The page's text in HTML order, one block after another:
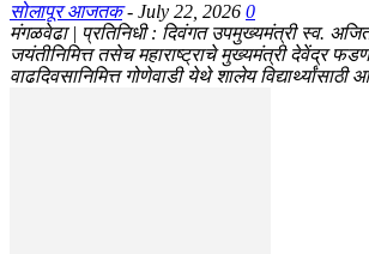
सोलापूर आजतक - July 22, 2026 0
मंगळवेढा | प्रतिनिधी : दिवंगत उपमुख्यमंत्री स्व.
जयंतीनिमित्त तसेच महाराष्ट्राचे मुख्यमंत्री देवेंद्र
वाढदिवसानिमित्त गोणेवाडी येथे शालेय